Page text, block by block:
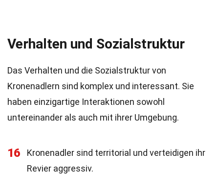
Verhalten und Sozialstruktur
Das Verhalten und die Sozialstruktur von
Kronenadlern sind komplex und interessant. Sie
haben einzigartige Interaktionen sowohl
untereinander als auch mit ihrer Umgebung.
16
Kronenadler sind territorial und verteidigen ihr
Revier aggressiv.